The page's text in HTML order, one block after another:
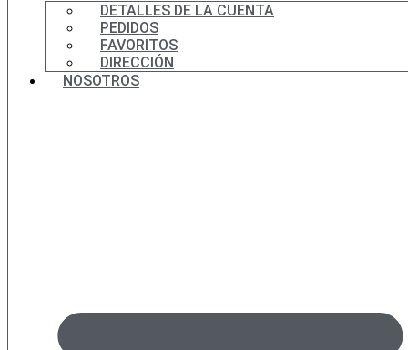
DETALLES DE LA CUENTA
PEDIDOS
FAVORITOS
DIRECCIÓN
NOSOTROS